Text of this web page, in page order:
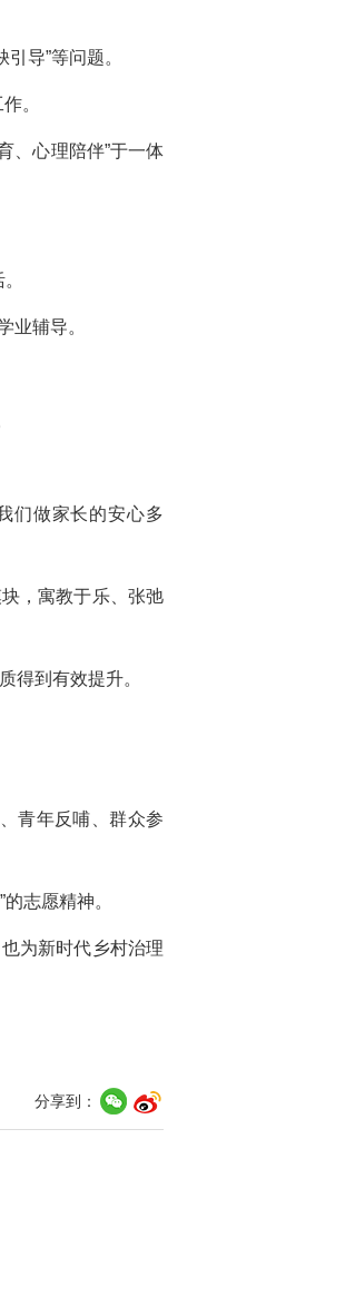
导”等问题。
。
、心理陪伴”于一体
业辅导。
们做家长的安心多
，寓教于乐、张弛
得到有效提升。
青年反哺、群众参
志愿精神。
为新时代乡村治理
分享到：